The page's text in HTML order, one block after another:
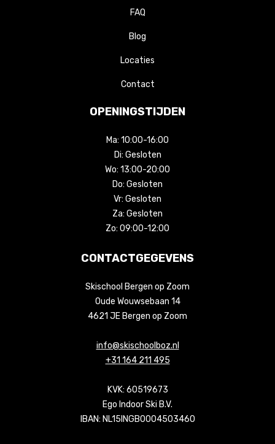
FAQ
Blog
Locaties
Contact
OPENINGSTIJDEN
Ma: 10:00-16:00
Di: Gesloten
Wo: 13:00-20:00
Do: Gesloten
Vr: Gesloten
Za: Gesloten
Zo: 09:00-12:00
CONTACTGEGEVENS
Skischool Bergen op Zoom
Oude Wouwsebaan 14
4621 JE Bergen op Zoom
info@skischoolboz.nl
+31 164 211 495
KVK: 60519673
Ego Indoor Ski B.V.
IBAN: NL15INGB0004503460